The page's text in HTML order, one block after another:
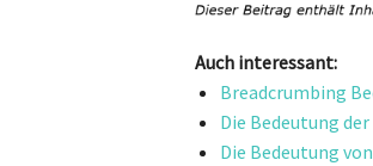
Auch interessant:
Breadcrumbing
Die Bedeutung
Die Bedeutung